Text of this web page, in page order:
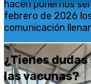
hacen ponernos
febrero de 2026
comunicación
¿Tienes
las vacunas?